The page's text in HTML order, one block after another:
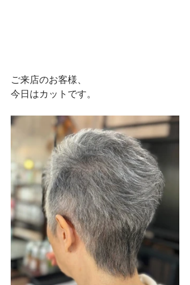
ご来店のお客様、
今日はカットです。